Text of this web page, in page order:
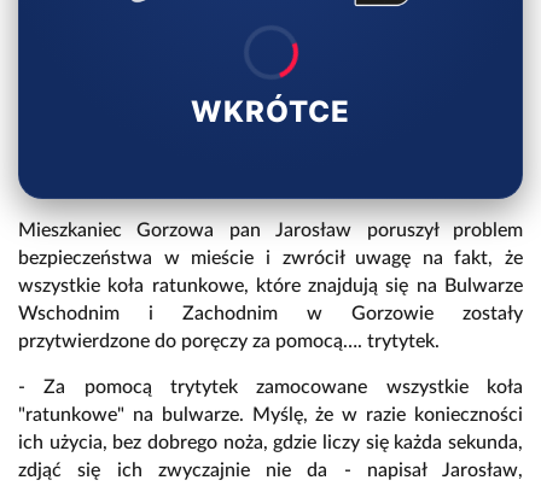
WKRÓTCE
Mieszkaniec Gorzowa pan Jarosław poruszył problem
bezpieczeństwa w mieście i zwrócił uwagę na fakt, że
wszystkie koła ratunkowe, które znajdują się na Bulwarze
Wschodnim i Zachodnim w Gorzowie zostały
przytwierdzone do poręczy za pomocą…. trytytek.
- Za pomocą trytytek zamocowane wszystkie koła
"ratunkowe" na bulwarze. Myślę, że w razie konieczności
ich użycia, bez dobrego noża, gdzie liczy się każda sekunda,
zdjąć się ich zwyczajnie nie da - napisał Jarosław,